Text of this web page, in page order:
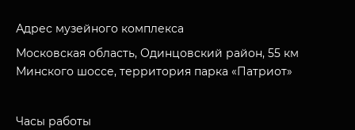
Адрес музейного комплекса
Московская область, Одинцовский район, 55 км
Минского шоссе, территория парка «Патриот»
Часы работы